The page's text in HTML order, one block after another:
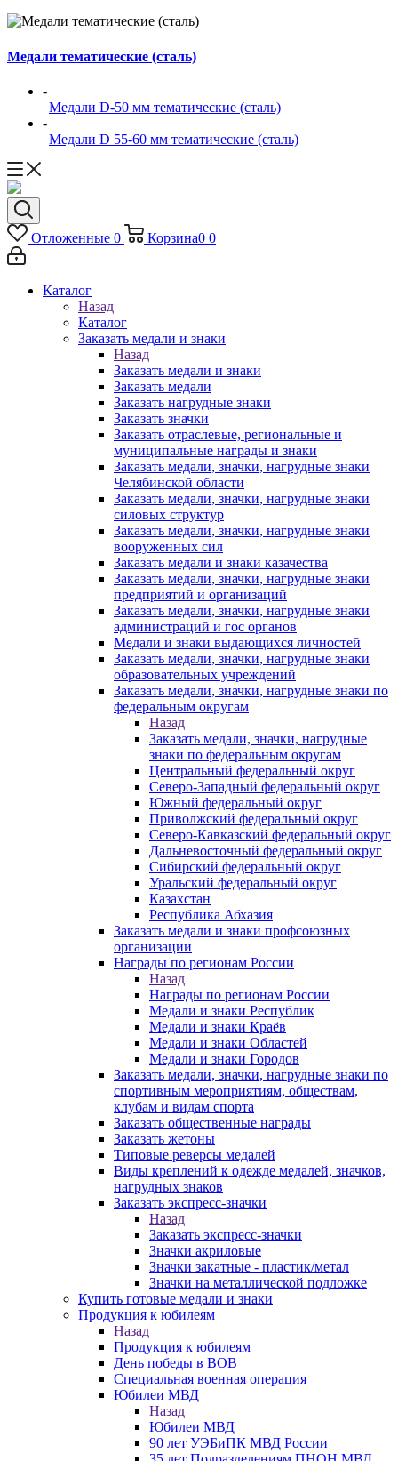
Медали тематические (сталь)
-
Медали D-50 мм тематические (сталь)
-
Медали D 55-60 мм тематические (сталь)
Отложенные 0 Корзина0 0
Каталог
Назад
Каталог
Заказать медали и знаки
Назад
Заказать медали и знаки
Заказать медали
Заказать нагрудные знаки
Заказать значки
Заказать отраслевые, региональные и
муниципальные награды и знаки
Заказать медали, значки, нагрудные знаки
Челябинской области
Заказать медали, значки, нагрудные знаки
силовых структур
Заказать медали, значки, нагрудные знаки
вооруженных сил
Заказать медали и знаки казачества
Заказать медали, значки, нагрудные знаки
предприятий и организаций
Заказать медали, значки, нагрудные знаки
администраций и гос органов
Медали и знаки выдающихся личностей
Заказать медали, значки, нагрудные знаки
образовательных учреждений
Заказать медали, значки, нагрудные знаки по
федеральным округам
Назад
Заказать медали, значки, нагрудные
знаки по федеральным округам
Центральный федеральный округ
Северо-Западный федеральный округ
Южный федеральный округ
Приволжский федеральный округ
Северо-Кавказский федеральный округ
Дальневосточный федеральный округ
Сибирский федеральный округ
Уральский федеральный округ
Казахстан
Республика Абхазия
Заказать медали и знаки профсоюзных
организации
Награды по регионам России
Назад
Награды по регионам России
Медали и знаки Республик
Медали и знаки Краёв
Медали и знаки Областей
Медали и знаки Городов
Заказать медали, значки, нагрудные знаки по
спортивным мероприятиям, обществам,
клубам и видам спорта
Заказать общественные награды
Заказать жетоны
Типовые реверсы медалей
Виды креплений к одежде медалей, значков,
нагрудных знаков
Заказать экспресс-значки
Назад
Заказать экспресс-значки
Значки акриловые
Значки закатные - пластик/метал
Значки на металлической подложке
Купить готовые медали и знаки
Продукция к юбилеям
Назад
Продукция к юбилеям
День победы в ВОВ
Специальная военная операция
Юбилеи МВД
Назад
Юбилеи МВД
90 лет УЭБиПК МВД России